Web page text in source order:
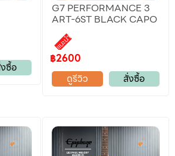
ซื้อ
G7 PERFORMANCE 3
ART-6ST BLACK CAPO
แนะนำ
฿2600
ดูรีวิว
สั่งซื้อ